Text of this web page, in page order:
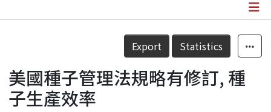
Statistics
Details
Export Statistics
美國種子管理法規略有修訂, 種
子生產效率